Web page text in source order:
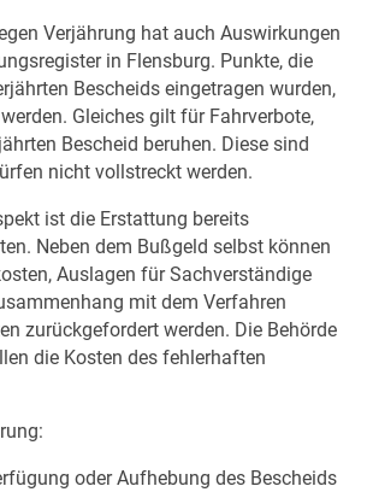
Verjährung hat auch Auswirkungen
in Flensburg. Punkte, die
Bescheids eingetragen wurden,
Gleiches gilt für Fahrverbote,
Bescheid beruhen. Diese sind
nicht vollstreckt werden.
ist die Erstattung bereits
Neben dem Bußgeld selbst können
Auslagen für Sachverständige
mit dem Verfahren
zurückgefordert werden. Die Behörde
die Kosten des fehlerhaften
oder Aufhebung des Bescheids